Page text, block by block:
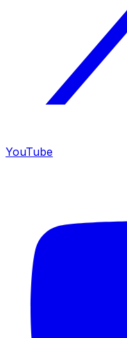
YouTube